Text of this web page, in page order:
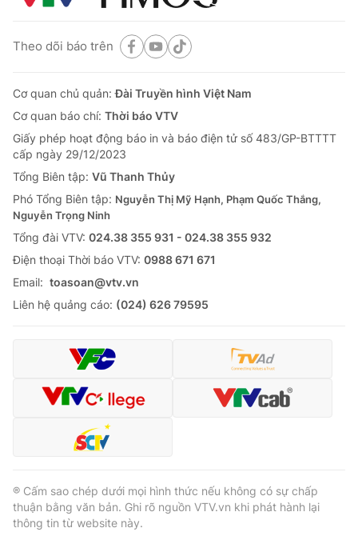
Theo dõi báo trên
Cơ quan chủ quản:Đài Truyền hình Việt Nam
Cơ quan báo chí: Thời báo VTV
Giấy phép hoạt động báo in và báo điện tử số 483/GP-BTTTT
cấp ngày 29/12/2023
Tổng Biên tập: Vũ Thanh Thủy
Phó Tổng Biên tập: Nguyễn Thị Mỹ Hạnh, Phạm Quốc Thắng,
Nguyễn Trọng Ninh
Tổng đài VTV: 024.38 355 931 - 024.38 355 932
Ðiện thoại Thời báo VTV: 0988 671 671
Email: toasoan@vtv.vn
Liên hệ quảng cáo: (024) 626 79595
® Cấm sao chép dưới mọi hình thức nếu không có sự chấp
thuận bằng văn bản. Ghi rõ nguồn VTV.vn khi phát hành lại
thông tin từ website này.